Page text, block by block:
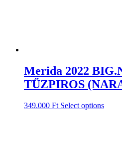
Merida 2022
TŰZPIROS
349.000 Ft Select options